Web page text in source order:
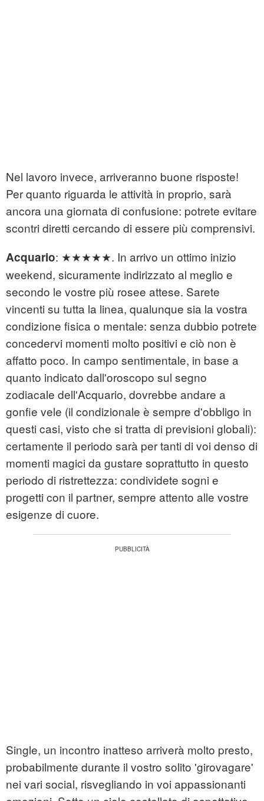
Nel lavoro invece, arriveranno buone risposte!
Per quanto riguarda le attività in proprio, sarà
ancora una giornata di confusione: potrete evitare
scontri diretti cercando di essere più comprensivi.
Acquario: ★★★★★. In arrivo un ottimo inizio
weekend, sicuramente indirizzato al meglio e
secondo le vostre più rosee attese. Sarete
vincenti su tutta la linea, qualunque sia la vostra
condizione fisica o mentale: senza dubbio potrete
concedervi momenti molto positivi e ciò non è
affatto poco. In campo sentimentale, in base a
quanto indicato dall'oroscopo sul segno
zodiacale dell'Acquario, dovrebbe andare a
gonfie vele (il condizionale è sempre d'obbligo in
questi casi, visto che si tratta di previsioni globali):
certamente il periodo sarà per tanti di voi denso di
momenti magici da gustare soprattutto in questo
periodo di ristrettezza: condividete sogni e
progetti con il partner, sempre attento alle vostre
esigenze di cuore.
Single, un incontro inatteso arriverà molto presto,
probabilmente durante il vostro solito 'girovagare'
nei vari social, risvegliando in voi appassionanti